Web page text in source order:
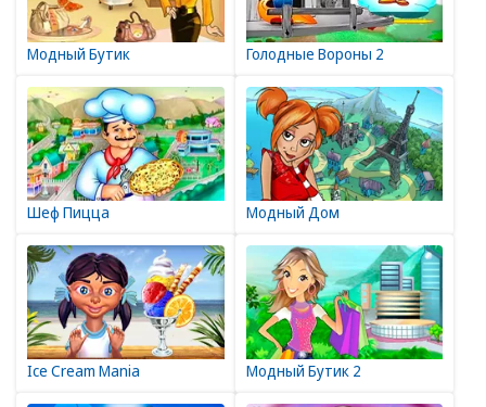
Модный Бутик Голодные Вороны 2
Шеф Пицца Модный Дом
Ice Cream Mania Модный Бутик 2